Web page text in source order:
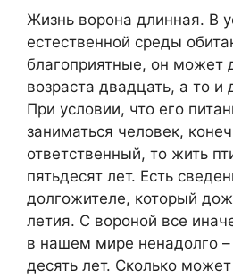
Жизнь ворона длинная. В
естественной среды
благоприятные, он может
возраста двадцать, а то и
При условии, что его
заниматься человек,
ответственный, то жить
пятьдесят лет. Есть
долгожителе, который
летия. С вороной все
в нашем мире ненадолго
десять лет. Сколько